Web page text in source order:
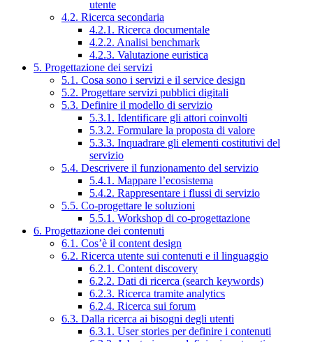
utente
4.2. Ricerca secondaria
4.2.1. Ricerca documentale
4.2.2. Analisi benchmark
4.2.3. Valutazione euristica
5. Progettazione dei servizi
5.1. Cosa sono i servizi e il service design
5.2. Progettare servizi pubblici digitali
5.3. Definire il modello di servizio
5.3.1. Identificare gli attori coinvolti
5.3.2. Formulare la proposta di valore
5.3.3. Inquadrare gli elementi costitutivi del
servizio
5.4. Descrivere il funzionamento del servizio
5.4.1. Mappare l’ecosistema
5.4.2. Rappresentare i flussi di servizio
5.5. Co-progettare le soluzioni
5.5.1. Workshop di co-progettazione
6. Progettazione dei contenuti
6.1. Cos’è il content design
6.2. Ricerca utente sui contenuti e il linguaggio
6.2.1. Content discovery
6.2.2. Dati di ricerca (search keywords)
6.2.3. Ricerca tramite analytics
6.2.4. Ricerca sui forum
6.3. Dalla ricerca ai bisogni degli utenti
6.3.1. User stories per definire i contenuti